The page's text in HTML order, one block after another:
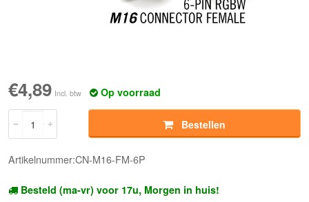
€4,89 Incl. btw Op voorraad
Bestellen
Artikelnummer:CN-M16-FM-6P
Besteld (ma-vr) voor 17u, Morgen in huis!